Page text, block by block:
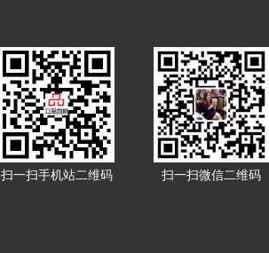
扫一扫手机站二维码 扫一扫微信二维码